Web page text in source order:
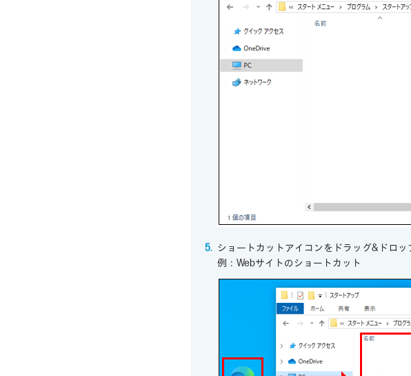
ショートカットアイコンをドラッグ&ドロッ
例：Webサイトのショートカット